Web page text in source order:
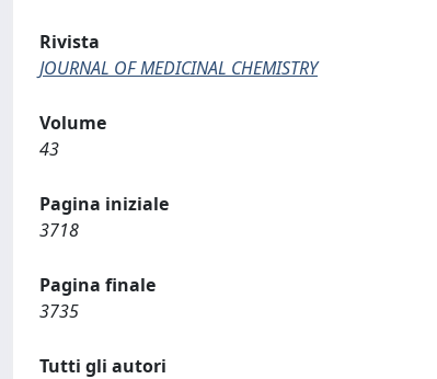
Rivista
JOURNAL OF MEDICINAL CHEMISTRY
Volume
43
Pagina iniziale
3718
Pagina finale
3735
Tutti gli autori